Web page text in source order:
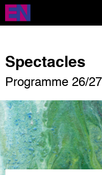
Aller
contenu
Spectacles
Programme 26/27